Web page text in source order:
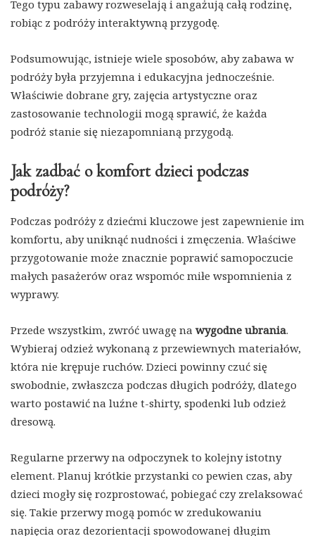
Tego typu zabawy rozweselają i angażują całą rodzinę,
robiąc z podróży interaktywną przygodę.
Podsumowując, istnieje wiele sposobów, aby zabawa w
podróży była przyjemna i edukacyjna jednocześnie.
Właściwie dobrane gry, zajęcia artystyczne oraz
zastosowanie technologii mogą sprawić, że każda
podróż stanie się niezapomnianą przygodą.
Jak zadbać o komfort dzieci podczas
podróży?
Podczas podróży z dziećmi kluczowe jest zapewnienie im
komfortu, aby uniknąć nudności i zmęczenia. Właściwe
przygotowanie może znacznie poprawić samopoczucie
małych pasażerów oraz wspomóc miłe wspomnienia z
wyprawy.
Przede wszystkim, zwróć uwagę na wygodne ubrania.
Wybieraj odzież wykonaną z przewiewnych materiałów,
która nie krępuje ruchów. Dzieci powinny czuć się
swobodnie, zwłaszcza podczas długich podróży, dlatego
warto postawić na luźne t-shirty, spodenki lub odzież
dresową.
Regularne przerwy na odpoczynek to kolejny istotny
element. Planuj krótkie przystanki co pewien czas, aby
dzieci mogły się rozprostować, pobiegać czy zrelaksować
się. Takie przerwy mogą pomóc w zredukowaniu
napięcia oraz dezorientacji spowodowanej długim